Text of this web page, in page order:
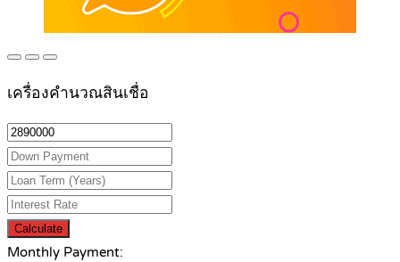
เครื่องคำนวณสินเชื่อ
Calculate
Monthly Payment: